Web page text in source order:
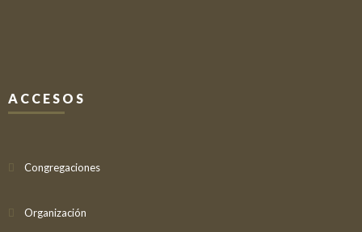
ACCESOS
Congregaciones
Organización